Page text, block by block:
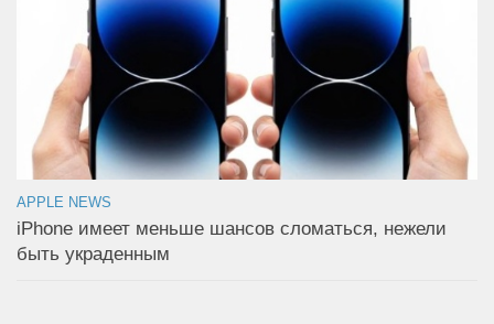
APPLE NEWS
iPhone имеет меньше шансов сломаться, нежели
быть украденным